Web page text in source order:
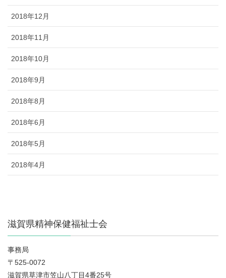
2018年12月
2018年11月
2018年10月
2018年9月
2018年8月
2018年6月
2018年5月
2018年4月
滋賀県精神保健福祉士会
事務局
〒525-0072
滋賀県草津市笠山八丁目4番25号